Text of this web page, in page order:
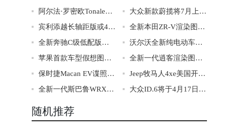
阿尔法·罗密欧Tonale谍照曝光 2022年一季度亮相
大众新款蔚揽将7月上市 配2.0T低功率发动机
宾利添越长轴距版或4月份发布 后排或更奢华
全新本田ZR-V渲染图曝光 预计将2021年5月首发
全新奔驰C级低配版内饰官图发布 仪表中控屏都变小了
沃尔沃全新纯电动车将3月2日亮相 或为XC40纯电轿跑版
苹果首款车型假想图曝光 或命名为Apple ONE
全新一代逍客渲染图曝光 搭载全新e-Power混动技术
保时捷Macan EV谍照曝光 或将于2022年亮相
Jeep牧马人4xe美国开售 售价约合31.4-33.8万
全新一代斯巴鲁WRX路试谍照曝光 或年底亮相
大众ID.6将于4月17日全球首秀 上海车展亮相
随机推荐